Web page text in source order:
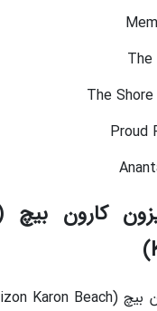
The
The
Proud